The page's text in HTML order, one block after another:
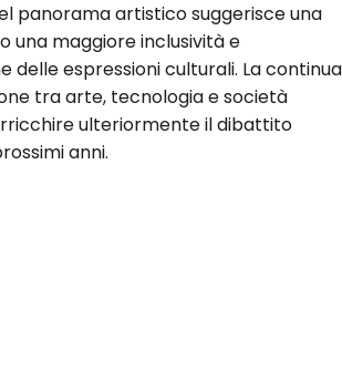
panorama artistico suggerisce una
una maggiore inclusività e
delle espressioni culturali. La continua
tra arte, tecnologia e società
ulteriormente il dibattito
anni.